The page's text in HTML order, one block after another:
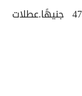
سجل سعر كيلو اللحوم الضأن إلى 474 جنيهًا.عطلات